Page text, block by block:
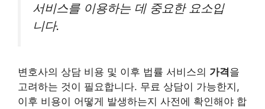
서비스를 이용하는 데 중요한 요소입
니다.
변호사의 상담 비용 및 이후 법률 서비스의 가격을
고려하는 것이 필요합니다. 무료 상담이 가능한지,
이후 비용이 어떻게 발생하는지 사전에 확인해야 합